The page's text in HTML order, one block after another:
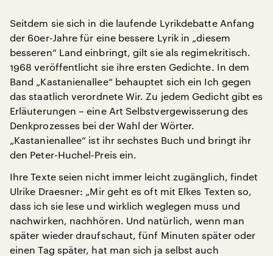
Seitdem sie sich in die laufende Lyrikdebatte Anfang
der 60er-Jahre für eine bessere Lyrik in „diesem
besseren“ Land einbringt, gilt sie als regimekritisch.
1968 veröffentlicht sie ihre ersten Gedichte. In dem
Band „Kastanienallee“ behauptet sich ein Ich gegen
das staatlich verordnete Wir. Zu jedem Gedicht gibt es
Erläuterungen – eine Art Selbstvergewisserung des
Denkprozesses bei der Wahl der Wörter.
„Kastanienallee“ ist ihr sechstes Buch und bringt ihr
den Peter-Huchel-Preis ein.
Ihre Texte seien nicht immer leicht zugänglich, findet
Ulrike Draesner: „Mir geht es oft mit Elkes Texten so,
dass ich sie lese und wirklich weglegen muss und
nachwirken, nachhören. Und natürlich, wenn man
später wieder draufschaut, fünf Minuten später oder
einen Tag später, hat man sich ja selbst auch